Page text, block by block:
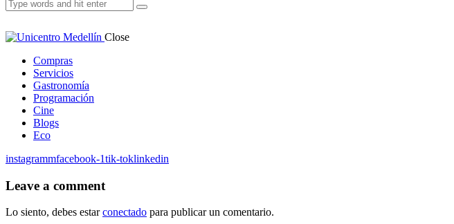
Close
Compras
Servicios
Gastronomía
Programación
Cine
Blogs
Eco
instagrammfacebook-1tik-toklinkedin
Leave a comment
Lo siento, debes estarconectado para publicar un comentario.